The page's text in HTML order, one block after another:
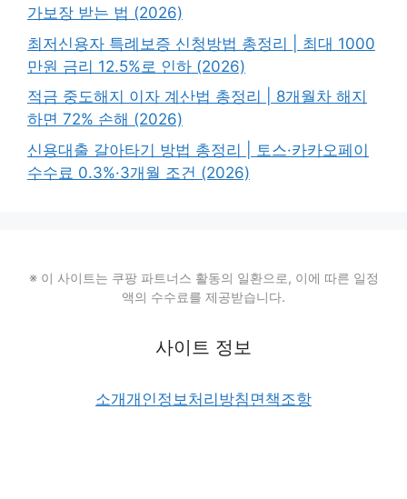
가보장 받는 법 (2026)
최저신용자 특례보증 신청방법 총정리 | 최대 1000
만원 금리 12.5%로 인하 (2026)
적금 중도해지 이자 계산법 총정리 | 8개월차 해지
하면 72% 손해 (2026)
신용대출 갈아타기 방법 총정리 | 토스·카카오페이
수수료 0.3%·3개월 조건 (2026)
※ 이 사이트는 쿠팡 파트너스 활동의 일환으로, 이에 따른 일정
액의 수수료를 제공받습니다.
사이트 정보
소개개인정보처리방침 면책조항